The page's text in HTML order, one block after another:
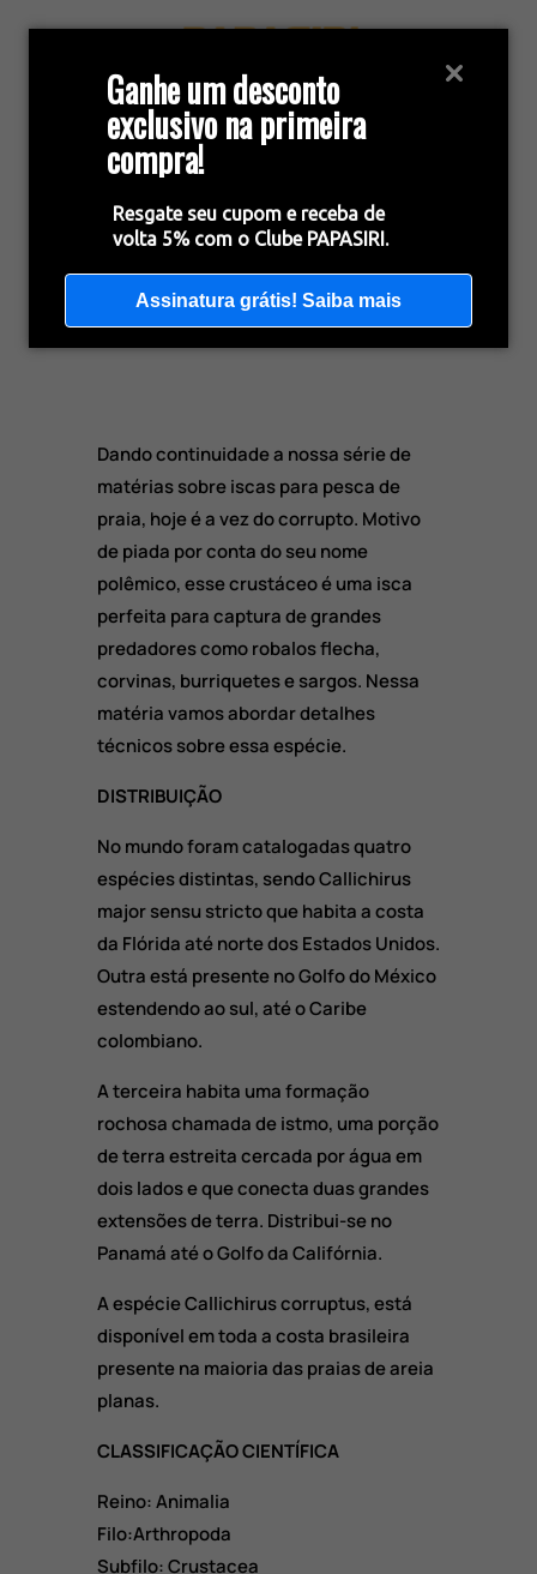
Ganhe um desconto
exclusivo na primeira
compra!
Resgate seu cupom e receba de
volta 5% com o Clube PAPASIRI.
Assinatura grátis! Saiba mais
Corrupto, a isca para
grandes peixes de praia
Dando continuidade a nossa série de
matérias sobre iscas para pesca de
praia, hoje é a vez do corrupto. Motivo
de piada por conta do seu nome
polêmico, esse crustáceo é uma isca
perfeita para captura de grandes
predadores como robalos flecha,
corvinas, burriquetes e sargos. Nessa
matéria vamos abordar detalhes
técnicos sobre essa espécie.
DISTRIBUIÇÃO
No mundo foram catalogadas quatro
espécies distintas, sendo Callichirus
major sensu stricto que habita a costa
da Flórida até norte dos Estados Unidos.
Outra está presente no Golfo do México
estendendo ao sul, até o Caribe
colombiano.
A terceira habita uma formação
rochosa chamada de istmo, uma porção
de terra estreita cercada por água em
dois lados e que conecta duas grandes
extensões de terra. Distribui-se no
Panamá até o Golfo da Califórnia.
A espécie Callichirus corruptus, está
disponível em toda a costa brasileira
presente na maioria das praias de areia
planas.
CLASSIFICAÇÃO CIENTÍFICA
Reino: Animalia
Filo:Arthropoda
Subfilo: Crustacea